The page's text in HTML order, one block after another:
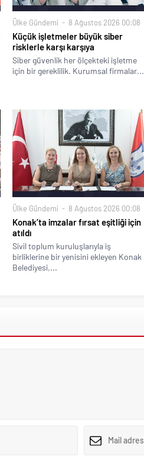
Ülke Gündemi 8 Ağustos 2026 00:08
Küçük işletmeler büyük siber
risklerle karşı karşıya
Siber güvenlik her ölçekteki işletme
için bir gereklilik. Kurumsal firmalar...
Ülke Gündemi 8 Ağustos 2026 00:08
Konak’ta imzalar fırsat eşitliği için
atıldı
Sivil toplum kuruluşlarıyla iş
birliklerine bir yenisini ekleyen Konak
Belediyesi,...